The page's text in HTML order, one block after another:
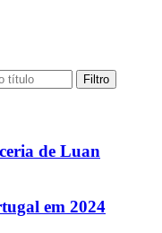
Filtro
de Luan
em 2024